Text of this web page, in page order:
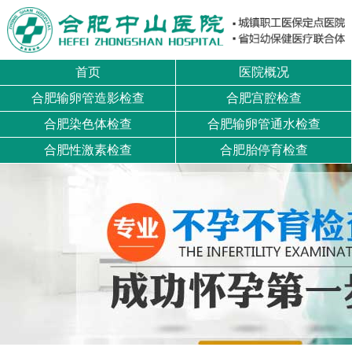
首页
医院概况
合肥输卵管造影检查
合肥宫腔检查
合肥染色体检查
合肥输卵管通水检查
合肥性激素检查
合肥胎停育检查